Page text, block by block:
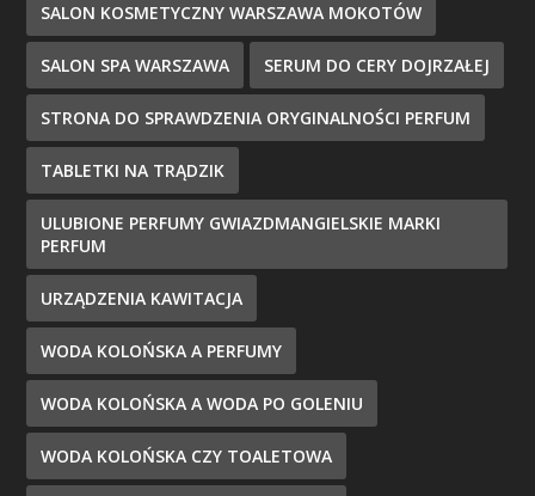
SALON KOSMETYCZNY WARSZAWA MOKOTÓW
SALON SPA WARSZAWA SERUM DO CERY DOJRZAŁEJ
STRONA DO SPRAWDZENIA ORYGINALNOŚCI PERFUM
TABLETKI NA TRĄDZIK
ULUBIONE PERFUMY GWIAZDMANGIELSKIE MARKI
PERFUM
URZĄDZENIA KAWITACJA
WODA KOLOŃSKA A PERFUMY
WODA KOLOŃSKA A WODA PO GOLENIU
WODA KOLOŃSKA CZY TOALETOWA